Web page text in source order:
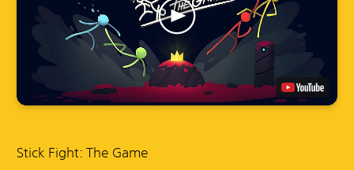
Stick Fight: The Game